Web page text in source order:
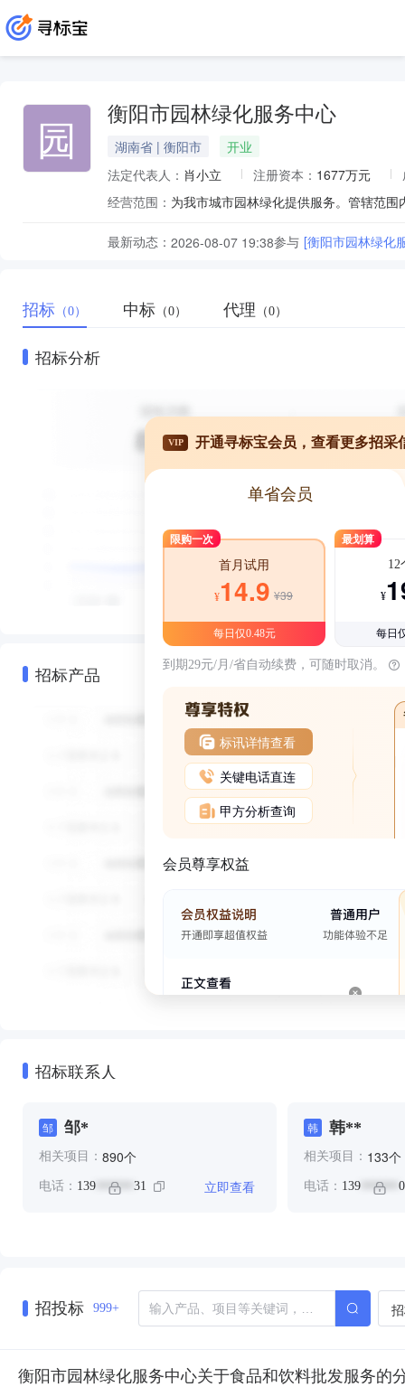
园 衡阳市园林绿化服务中心
湖南省 | 衡阳市
开业
法定代表人： 肖小立 注册资本： 1677万元
经营范围：
最新动态： 2026-08-07 19:38参与 [衡阳市园林绿化
招标 （0） 中标 （0） 代理 （0）
招标分析
招标产品
VIP 开通寻标宝会员，查看更多招采
单省会员
限购一次
首月试用
¥14.9 ¥39
每日仅0.48元
最划算
12
¥
每日
到期29元/月/省自动续费，可随时取消。
标讯详情查看
关键电话直连
甲方分析查询
会员尊享权益
招标联系人
邹 邹*
相关项目： 890个
电话： 139 ****** 31 立即查看
韩 韩**
相关项目： 133个
电话： 139******
招投标 999+
衡阳市园林绿化服务中心关于食品和饮料批发服务的